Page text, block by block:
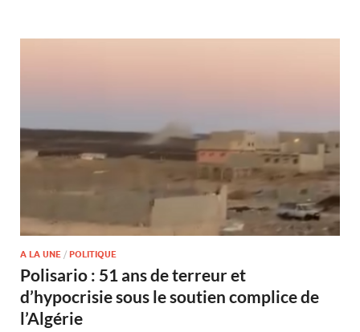
A LA UNE / POLITIQUE
Polisario : 51 ans de terreur et
d’hypocrisie sous le soutien complice de
l’Algérie